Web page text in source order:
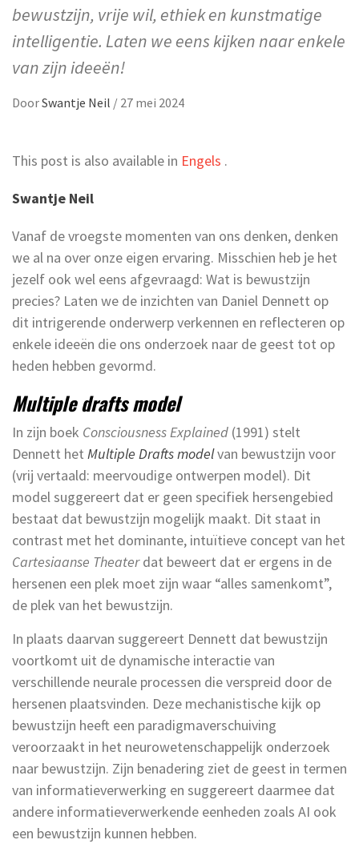
bewustzijn, vrije wil, ethiek en kunstmatige
intelligentie. Laten we eens kijken naar enkele
van zijn ideeën!
DoorSwantje Neil / 27 mei 2024
This post is also available in Engels .
Swantje Neil
Vanaf de vroegste momenten van ons denken, denken
we al na over onze eigen ervaring. Misschien heb je het
jezelf ook wel eens afgevraagd: Wat is bewustzijn
precies? Laten we de inzichten van Daniel Dennett op
dit intrigerende onderwerp verkennen en reflecteren op
enkele ideeën die ons onderzoek naar de geest tot op
heden hebben gevormd.
Multiple drafts model
In zijn boek Consciousness Explained (1991) stelt
Dennett het Multiple Drafts modelvan bewustzijn voor
(vrij vertaald: meervoudige ontwerpen model). Dit
model suggereert dat er geen specifiek hersengebied
bestaat dat bewustzijn mogelijk maakt. Dit staat in
contrast met het dominante, intuïtieve concept van het
Cartesiaanse Theaterdat beweert dat er ergens in de
hersenen een plek moet zijn waar “alles samenkomt”,
de plek van het bewustzijn.
In plaats daarvan suggereert Dennett dat bewustzijn
voortkomt uit de dynamische interactie van
verschillende neurale processen die verspreid door de
hersenen plaatsvinden. Deze mechanistische kijk op
bewustzijn heeft een paradigmaverschuiving
veroorzaakt in het neurowetenschappelijk onderzoek
naar bewustzijn. Zijn benadering ziet de geest in termen
van informatieverwerking en suggereert daarmee dat
andere informatieverwerkende eenheden zoals AI ook
een bewustzijn kunnen hebben.